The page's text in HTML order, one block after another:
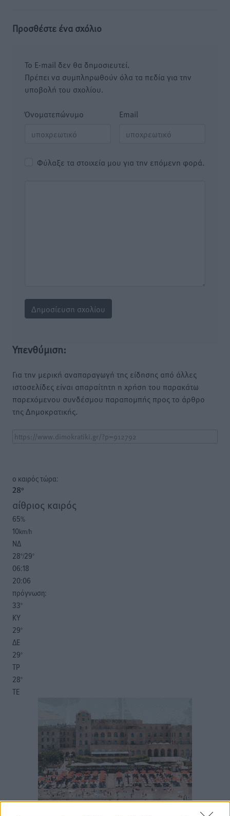
Προσθέστε ένα σχόλιο
Το E-mail δεν θα δημοσιευτεί.
Πρέπει να συμπληρωθούν όλα τα πεδία για την
υποβολή του σχολίου.
Όνοματεπώνυμο Email
Φύλαξε τα στοιχεία μου για την επόμενη φορά.
Υπενθύμιση:
Για την μερική αναπαραγωγή της είδησης από άλλες
ιστοσελίδες είναι απαραίτητη η χρήση του παρακάτω
παρεχόμενου συνδέσμου παραπομπής προς το άρθρο
της Δημοκρατικής.
o καιρός τώρα:
28°
αίθριος καιρός
65%
10km/h
ΝΔ
28°/29°
06:18
20:06
πρόγνωση:
33°
ΚΥ
29°
ΔΕ
29°
ΤΡ
28°
ΤΕ